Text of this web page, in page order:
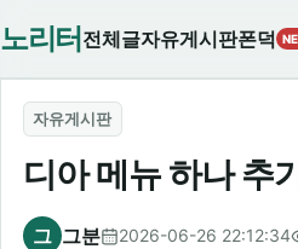
노리터 전체글자유게시판폰덕
자유게시판
디아 메뉴 하나 추
그 그분 2026-06-26 22:12:34